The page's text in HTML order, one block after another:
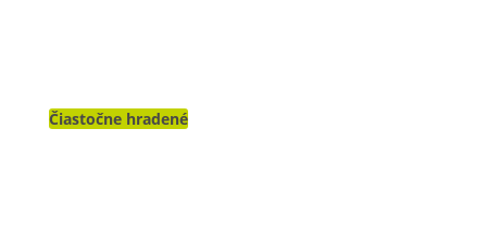
Čiastočne hradené